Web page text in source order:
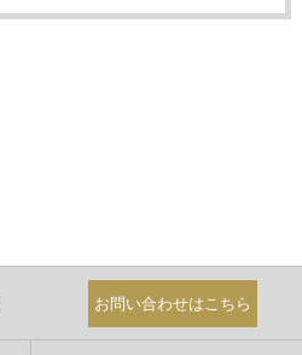
お問い合わせはこちら